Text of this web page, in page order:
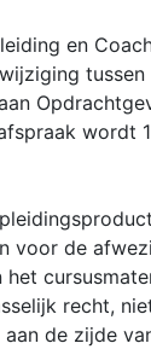
en
voor de
recht,
de zijde